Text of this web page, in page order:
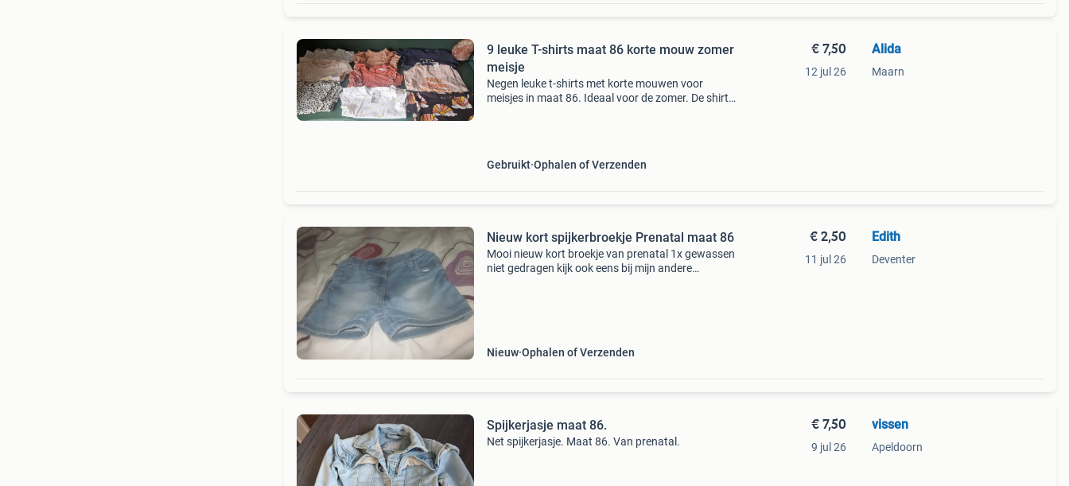
9 leuke T-shirts maat 86 korte mouw zomer
meisje
Negen leuke t-shirts met korte mouwen voor
meisjes in maat 86. Ideaal voor de zomer. De shirts
Gebruikt Ophalen of Verzenden
€ 7,50
12 jul 26
Alida
Maarn
Nieuw kort spijkerbroekje Prenatal maat 86
Mooi nieuw kort broekje van prenatal 1x gewassen
niet gedragen kijk ook eens bij mijn andere
Nieuw Ophalen of Verzenden
€ 2,50
11 jul 26
Edith
Deventer
Spijkerjasje maat 86.
Net spijkerjasje. Maat 86. Van prenatal.
€ 7,50
9 jul 26
vissen
Apeldoorn